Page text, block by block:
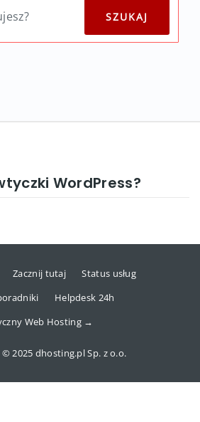
WordPress?
Zacznij tutaj
Status usług
Helpdesk 24h
Web Hosting →
2025 dhosting.pl Sp. z o.o.